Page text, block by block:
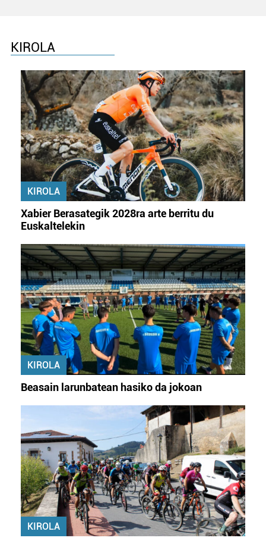
KIROLA
KIROLA
Xabier Berasategik 2028ra arte berritu du
Euskaltelekin
KIROLA
Beasain larunbatean hasiko da jokoan
KIROLA